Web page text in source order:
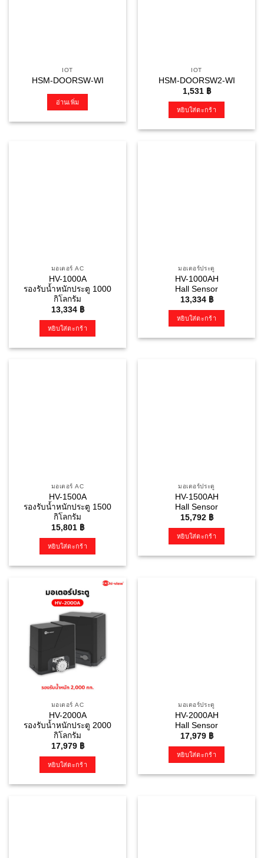
IOT
HSM-DOORSW-WI
อ่านเพิ่ม
IOT
HSM-DOORSW2-WI
1,531 ฿
หยิบใส่ตะกร้า
มอเตอร์ AC
HV-1000A
รองรับน้ำหนักประตู 1000
กิโลกรัม
13,334 ฿
หยิบใส่ตะกร้า
มอเตอร์ประตู
HV-1000AH
Hall Sensor
13,334 ฿
หยิบใส่ตะกร้า
มอเตอร์ AC
HV-1500A
รองรับน้ำหนักประตู 1500
กิโลกรัม
15,801 ฿
หยิบใส่ตะกร้า
มอเตอร์ประตู
HV-1500AH
Hall Sensor
15,792 ฿
หยิบใส่ตะกร้า
มอเตอร์ AC
HV-2000A
รองรับน้ำหนักประตู 2000
กิโลกรัม
17,979 ฿
หยิบใส่ตะกร้า
มอเตอร์ประตู
HV-2000AH
Hall Sensor
17,979 ฿
หยิบใส่ตะกร้า